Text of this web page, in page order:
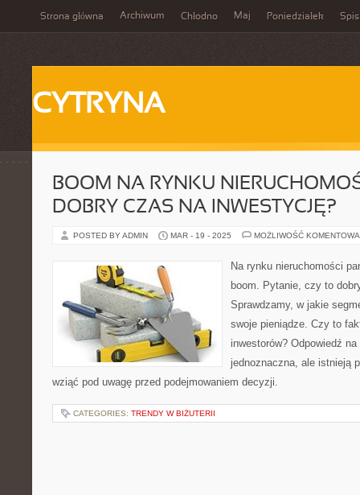
Strona główna Archiwum Chłodno Maj Poniedziałek Spis
CYTRYNA
BOOM NA RYNKU
DOBRY CZAS NA INWESTYCJĘ?
POSTED BY ADMIN MAR - 19 - 2025 MOŻLIWOŚĆ
Na rynku nieruchomości
boom. Pytanie, czy to
Sprawdzamy, w jakie
swoje pieniądze. Czy to
inwestorów? Odpowiedź
jednoznaczna, ale istnieją
wziąć pod uwagę przed podejmowaniem decyzji.
CATEGORIES: TRENDY W BIŻUTERII